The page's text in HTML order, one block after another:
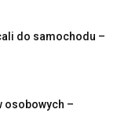
do samochodu –
osobowych –